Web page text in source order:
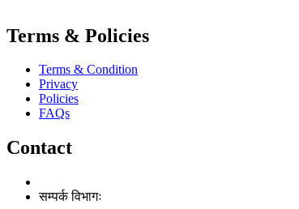
Terms & Policies
Terms & Condition
Privacy
Policies
FAQs
Contact
सम्पर्क विभागः